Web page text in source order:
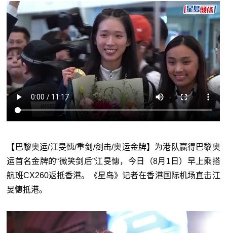
【巴黎奥运/江旻憓/重剑/剑击/奥运金牌】为港队赢得巴黎奥
运首名金牌的“微笑剑后”江旻憓，今日（8月1日）早上乘搭
航班CX260返抵香港。《星岛》记者在香港国际机场直击江
旻憓抵港。